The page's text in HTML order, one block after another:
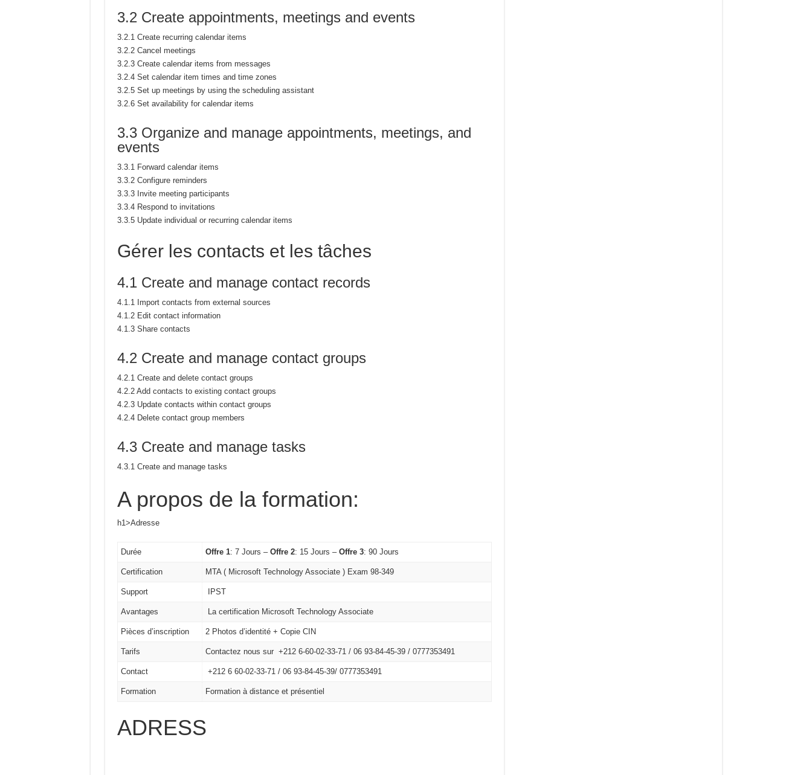
3.2 Create appointments, meetings and events
3.2.1 Create recurring calendar items
3.2.2 Cancel meetings
3.2.3 Create calendar items from messages
3.2.4 Set calendar item times and time zones
3.2.5 Set up meetings by using the scheduling assistant
3.2.6 Set availability for calendar items
3.3 Organize and manage appointments, meetings, and
events
3.3.1 Forward calendar items
3.3.2 Configure reminders
3.3.3 Invite meeting participants
3.3.4 Respond to invitations
3.3.5 Update individual or recurring calendar items
Gérer les contacts et les tâches
4.1 Create and manage contact records
4.1.1 Import contacts from external sources
4.1.2 Edit contact information
4.1.3 Share contacts
4.2 Create and manage contact groups
4.2.1 Create and delete contact groups
4.2.2 Add contacts to existing contact groups
4.2.3 Update contacts within contact groups
4.2.4 Delete contact group members
4.3 Create and manage tasks
4.3.1 Create and manage tasks
A propos de la formation:
h1>Adresse
Durée Offre 1: 7 Jours – Offre 2: 15 Jours – Offre 3: 90 Jours
Certification MTA ( Microsoft Technology Associate ) Exam 98-349
Support IPST
Avantages La certification Microsoft Technology Associate
Pièces d’inscription 2 Photos d’identité + Copie CIN
Tarifs Contactez nous sur +212 6-60-02-33-71 / 06 93-84-45-39 / 0777353491
Contact +212 6 60-02-33-71 /06 93-84-45-39/0777353491
Formation Formation à distance et présentiel
ADRESS